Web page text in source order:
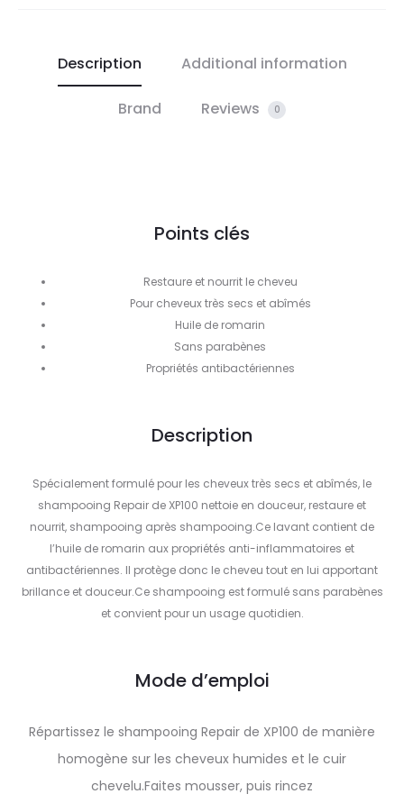
Description Additional information
Brand Reviews 0
Points clés
Restaure et nourrit le cheveu
Pour cheveux très secs et abîmés
Huile de romarin
Sans parabènes
Propriétés antibactériennes
Description
Spécialement formulé pour les cheveux très secs et abîmés, le
shampooing Repair de XP100 nettoie en douceur, restaure et
nourrit, shampooing après shampooing.Ce lavant contient de
l’huile de romarin aux propriétés anti-inflammatoires et
antibactériennes. Il protège donc le cheveu tout en lui apportant
brillance et douceur.Ce shampooing est formulé sans parabènes
et convient pour un usage quotidien.
Mode d’emploi
Répartissez le shampooing Repair de XP100 de manière
homogène sur les cheveux humides et le cuir
chevelu.Faites mousser, puis rincez